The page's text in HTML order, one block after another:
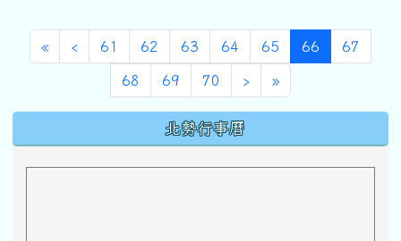
«第一頁
‹ 上一頁
61 62 63 64 65 66 (目前頁次)
67
68 69 70 ›下一頁
»最後頁
北勢行事曆